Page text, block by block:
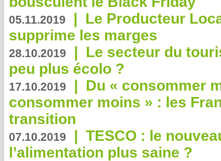
05.11.2019 | Le Producteur
supprime les marges
28.10.2019 | Le secteur du
peu plus écolo ?
17.10.2019 | Du « consommer
consommer moins » : les
transition
07.10.2019 | TESCO : le
l’alimentation plus saine ?